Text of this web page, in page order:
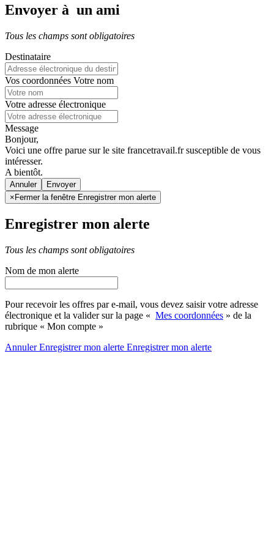
Envoyer à un ami
Tous les champs sont obligatoires
Destinataire
Vos coordonnées Votre nom
Votre adresse électronique
Message
Bonjour,
Voici une offre parue sur le site francetravail.fr susceptible de vous
intéresser.
A bientôt.
Annuler
× Fermer la fenêtre Enregistrer mon alerte
Enregistrer mon alerte
Tous les champs sont obligatoires
Nom de mon alerte
Pour recevoir les offres par e-mail, vous devez saisir votre adresse
électronique et la valider sur la page « Mes coordonnées » de la
rubrique « Mon compte »
AnnulerEnregistrer mon alerte Enregistrermon alerte